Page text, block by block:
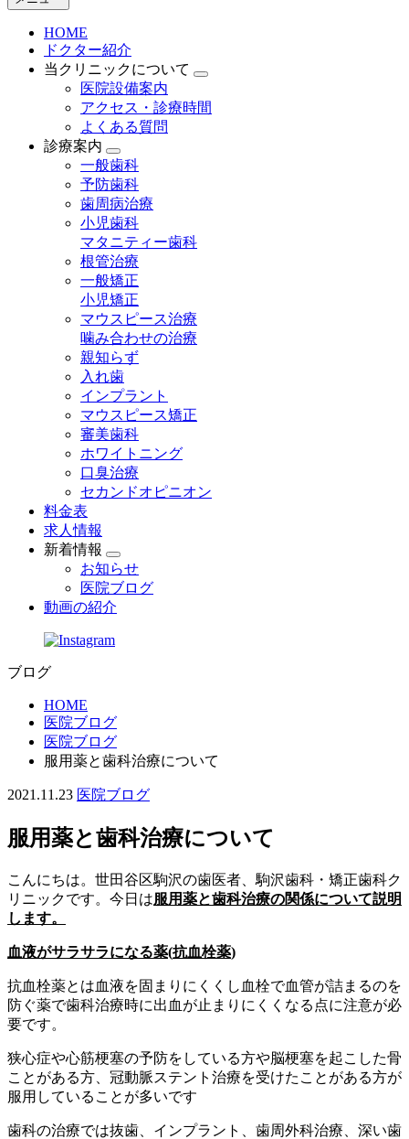
HOME
ドクター紹介
当クリニックについて
医院設備案内
アクセス・診療時間
よくある質問
診療案内
一般歯科
予防歯科
歯周病治療
小児歯科
マタニティー歯科
根管治療
一般矯正
小児矯正
マウスピース治療
噛み合わせの治療
親知らず
入れ歯
インプラント
マウスピース矯正
審美歯科
ホワイトニング
口臭治療
セカンドオピニオン
料金表
求人情報
新着情報
お知らせ
医院ブログ
動画の紹介
ブログ
HOME
医院ブログ
医院ブログ
服用薬と歯科治療について
2021.11.23 医院ブログ
服用薬と歯科治療について
こんにちは。世田谷区駒沢の歯医者、駒沢歯科・矯正歯科ク
リニックです。今日は服用薬と歯科治療の関係について説明
します。
血液がサラサラになる薬(抗血栓薬)
抗血栓薬とは血液を固まりにくくし血栓で血管が詰まるのを
防ぐ薬で歯科治療時に出血が止まりにくくなる点に注意が必
要です。
狭心症や心筋梗塞の予防をしている方や脳梗塞を起こした骨
ことがある方、冠動脈ステント治療を受けたことがある方が
服用していることが多いです
歯科の治療では抜歯、インプラント、歯周外科治療、深い歯